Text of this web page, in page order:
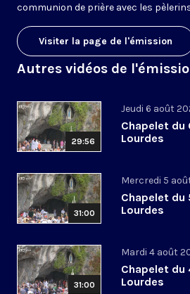
communion de prière avec les
Visiter la page de l'émission
Autres vidéos de
29:56
Jeudi 6 août
Chapelet du
Lourdes
31:00
Mercredi 5
Chapelet du
Lourdes
31:00
Mardi 4 août
Chapelet du
Lourdes